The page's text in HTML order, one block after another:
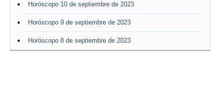
Horóscopo 10 de septiembre de 2023
Horóscopo 9 de septiembre de 2023
Horóscopo 8 de septiembre de 2023